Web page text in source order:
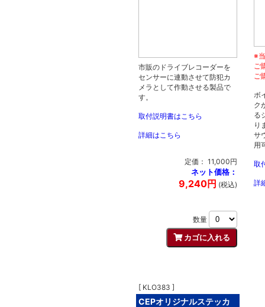
市販のドライブレコーダーを
センサーに連動させて防犯カ
メラとして作動させる製品で
す。
取付説明書はこちら
詳細はこちら
定価： 11,000円
ネット価格：
9,240円 (税込)
数量
※
ご
ご
ボ
ク
る
り
サ
用
取
詳
[ KLO383 ]
CEPオリジナルステッカ